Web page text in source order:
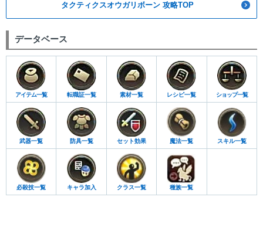
タクティクスオウガリボーン 攻略TOP
データベース
アイテム一覧 転職証一覧 素材一覧 レシピ一覧 ショップ一覧
武器一覧 防具一覧 セット効果 魔法一覧 スキル一覧
必殺技一覧 キャラ加入 クラス一覧 種族一覧